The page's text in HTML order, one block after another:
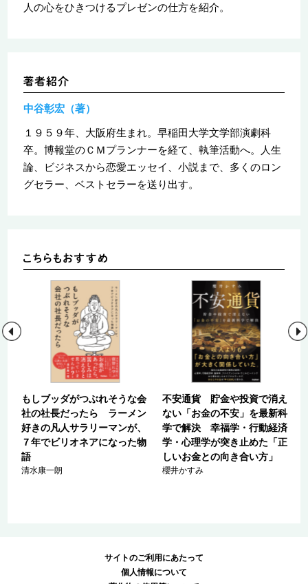
人の心をひきつけるプレゼンの仕方を紹介。
中谷彰宏（著）
１９５９年、大阪府生まれ。早稲田大学文学部演劇科
卒。博報堂のＣＭプランナーを経て、執筆活動へ。人生
論、ビジネスから恋愛エッセイ、小説まで、多くのロン
グセラー、ベストセラーを送り出す。
もしブッダがつぶれそうな会
社の社長だったら ラーメン
好きの凡人サラリーマンが、
７年でビリオネアになった物
語
清水康一朗
不安通貨 貯金や投資で消え
ない「お金の不安」を最新科
学で解決 幸福学・行動経済
学・心理学が突き止めた「正
しいお金との向き合い方」
櫻井かすみ
サイトのご利用にあたって
個人情報について